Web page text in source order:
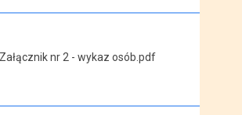
nr 2 - wykaz osób.pdf